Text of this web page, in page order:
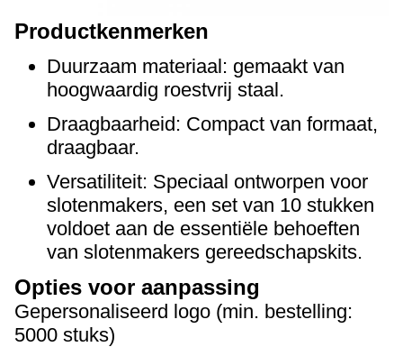
Productkenmerken
Duurzaam materiaal: gemaakt van
hoogwaardig roestvrij staal.
Draagbaarheid: Compact van formaat,
draagbaar.
Versatiliteit: Speciaal ontworpen voor
slotenmakers, een set van 10 stukken
voldoet aan de essentiële behoeften
van slotenmakers gereedschapskits.
Opties voor aanpassing
Gepersonaliseerd logo (min. bestelling:
5000 stuks)